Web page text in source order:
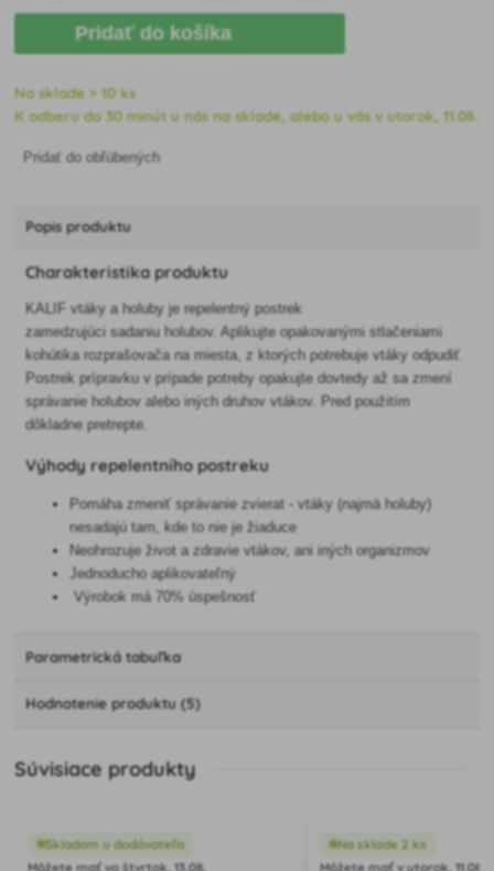
Pridať do košíka
Na sklade > 10 ks
K odberu do 30 minút u nás na sklade, alebo u vás v utorok, 11.08.
Pridať do obľúbených
Popis produktu
Charakteristika produktu
KALIF vtáky a holuby je repelentný postrek
zamedzujúci sadaniu holubov. Aplikujte opakovanými stlačeniami
kohútika rozprašovača na miesta, z ktorých potrebuje vtáky odpudiť.
Postrek prípravku v prípade potreby opakujte dovtedy až sa zmení
správanie holubov alebo iných druhov vtákov. Pred použitím
dôkladne pretrepte.
Výhody repelentního postreku
Pomáha zmeniť správanie zvierat - vtáky (najmä holuby)
nesadajú tam, kde to nie je žiaduce
Neohrozuje život a zdravie vtákov, ani iných organizmov
Jednoducho aplikovateľný
Výrobok má 70% úspešnosť
Parametrická tabuľka
Hodnotenie produktu (5)
Súvisiace produkty
Skladom u dodávateľa
Môžete mať vo štvrtok, 13.08.
Na sklade 2 ks
Môžete mať v utorok, 11.08.